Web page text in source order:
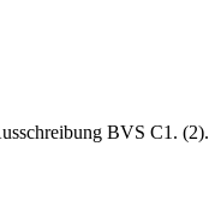
BVS C1. (2).